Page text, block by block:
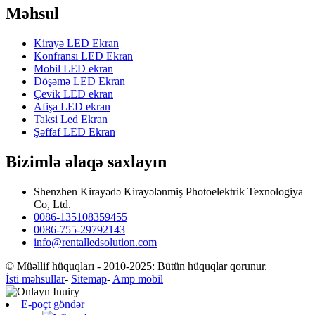
Məhsul
Kirayə LED Ekran
Konfransı LED Ekran
Mobil LED ekran
Döşəmə LED Ekran
Çevik LED ekran
Afişa LED ekran
Taksi Led Ekran
Şəffaf LED Ekran
Bizimlə əlaqə saxlayın
Shenzhen Kirayədə Kirayələnmiş Photoelektrik Texnologiya
Co, Ltd.
0086-135108359455
0086-755-29792143
info@rentalledsolution.com
© Müəllif hüquqları - 2010-2025: Bütün hüquqlar qorunur.
İsti məhsullar- Sitemap- Amp mobil
E-poçt göndər